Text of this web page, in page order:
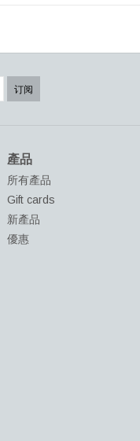
订阅
產品
所有產品
Gift cards
新產品
優惠